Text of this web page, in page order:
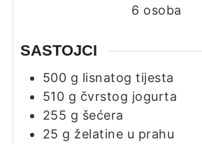
6 osoba
SASTOJCI
500 g lisnatog tijesta
510 g čvrstog jogurta
255 g šećera
25 g želatine u prahu